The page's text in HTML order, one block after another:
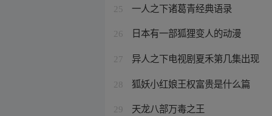
25 一人之下诸葛青经典语录
26 日本有一部狐狸变人的动漫
27 异人之下电视剧夏禾第几集出现
28 狐妖小红娘王权富贵是什么篇
29 天龙八部万毒之王